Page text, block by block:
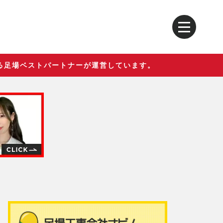
場ベストパートナーが運営しています。